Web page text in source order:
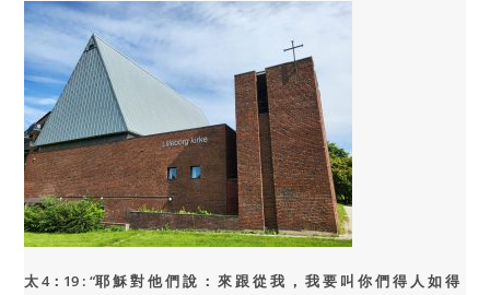
太 4：19 : “耶 穌 對 他 們 說 ： 來 跟 從 我 ， 我 要 叫 你 們 得 人 如 得